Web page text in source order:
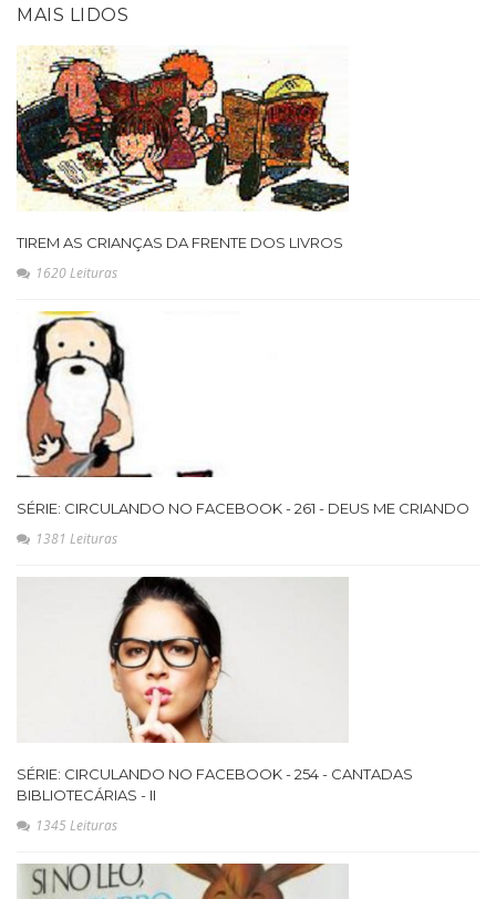
MAIS LIDOS
TIREM AS CRIANÇAS DA FRENTE DOS LIVROS
1620 Leituras
SÉRIE: CIRCULANDO NO FACEBOOK - 261 - DEUS ME CRIANDO
1381 Leituras
SÉRIE: CIRCULANDO NO FACEBOOK - 254 - CANTADAS
BIBLIOTECÁRIAS - II
1345 Leituras